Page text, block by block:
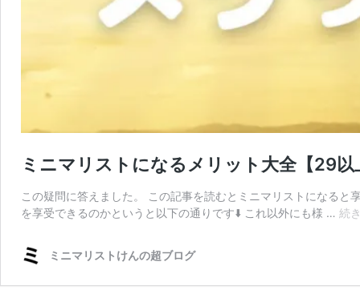
ミニマリストになるメリット大全【29
この疑問に答えました。 この記事を読むとミニマリストになる
を享受できるのかというと以下の通りです⬇️ これ以外にも様 … 続
ミニマリストけんの超ブログ